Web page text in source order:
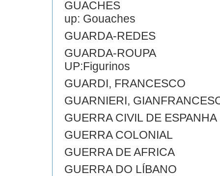
GUACHES
up: Gouaches
GUARDA-REDES
GUARDA-ROUPA
UP:Figurinos
GUARDI, FRANCESCO
GUARNIERI,
GUERRA CIVIL DE ESPANHA
GUERRA COLONIAL
GUERRA DE AFRICA
GUERRA DO LÍBANO